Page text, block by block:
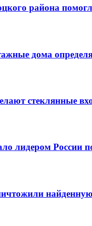
района
дома
стеклянные
лидером России